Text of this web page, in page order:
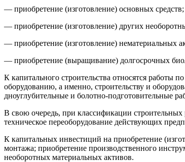
— приобретение (изготовление) основных средств;
— приобретение (изготовление) других
— приобретение (изготовление) нематериальных
— приобретение (выращивание) долгосрочных
К капитального строительства относятся
оборудованию, а именно, строительству и
дноуглубительные и болотно-подготовительные
В свою очередь, при классификации
техническое переоборудование действующих
К капитальных инвестиций на приобретение
монтажа; приобретение производственного
необоротных материальных активов.